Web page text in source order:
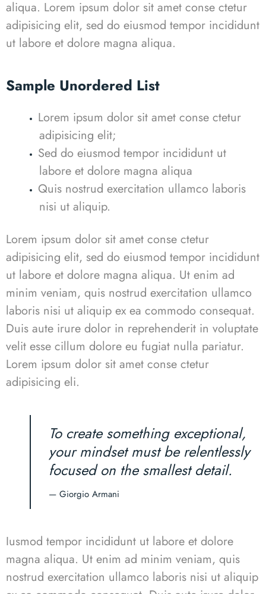
aliqua. Lorem ipsum dolor sit amet conse ctetur
adipisicing elit, sed do eiusmod tempor incididunt
ut labore et dolore magna aliqua.
Sample Unordered List
Lorem ipsum dolor sit amet conse ctetur
adipisicing elit;
Sed do eiusmod tempor incididunt ut
labore et dolore magna aliqua
Quis nostrud exercitation ullamco laboris
nisi ut aliquip.
Lorem ipsum dolor sit amet conse ctetur
adipisicing elit, sed do eiusmod tempor incididunt
ut labore et dolore magna aliqua. Ut enim ad
minim veniam, quis nostrud exercitation ullamco
laboris nisi ut aliquip ex ea commodo consequat.
Duis aute irure dolor in reprehenderit in voluptate
velit esse cillum dolore eu fugiat nulla pariatur.
Lorem ipsum dolor sit amet conse ctetur
adipisicing eli.
To create something exceptional,
your mindset must be relentlessly
focused on the smallest detail.
— Giorgio Armani
Iusmod tempor incididunt ut labore et dolore
magna aliqua. Ut enim ad minim veniam, quis
nostrud exercitation ullamco laboris nisi ut aliquip